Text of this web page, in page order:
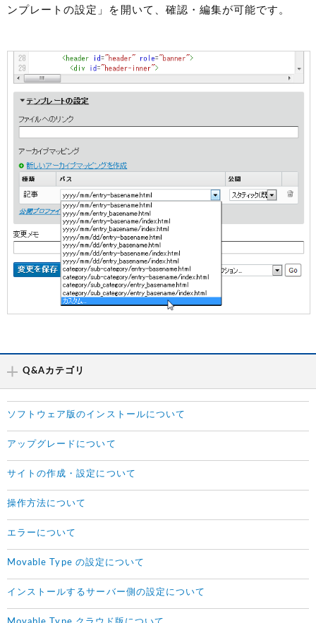
ンプレートの設定」を開いて、確認・編集が可能です。
Q&Aカテゴリ
ソフトウェア版のインストールについて
アップグレードについて
サイトの作成・設定について
操作方法について
エラーについて
Movable Type の設定について
インストールするサーバー側の設定について